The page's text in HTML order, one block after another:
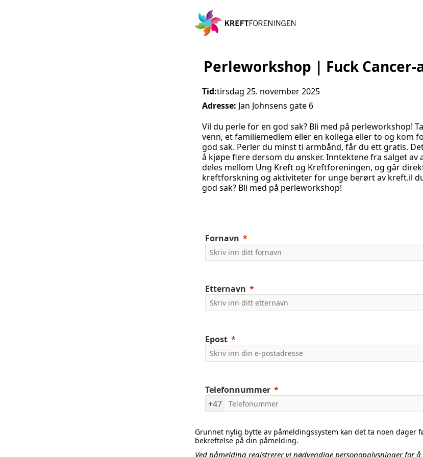
Perleworkshop | Fuck
Tid:tirsdag 25. november 2025
Adresse: Jan Johnsens gate 6
Vil du perle for en god sak? Bli med på perleworkshop!
venn, et familiemedlem eller en kollega eller to og kom
god sak. Perler du minst ti armbånd, får du ett gratis.
å kjøpe flere dersom du ønsker. Inntektene fra salget av
deles mellom Ung Kreft og Kreftforeningen, og går
kreftforskning og aktiviteter for unge berørt av kreft.il
god sak? Bli med på perleworkshop!
Fornavn
Etternavn
Epost
Telefonnummer
+47
Grunnet nylig bytte av påmeldingssystem kan det ta noen dager
bekreftelse på din påmelding.
Ved påmelding registrerer vi nødvendige personopplysninger for